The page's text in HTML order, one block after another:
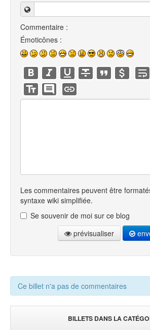
Commentaire :
Émoticônes :
Les commentaires peuvent être
syntaxe wiki simplifiée.
Se souvenir de moi sur ce blog
prévisualiser
Ce billet n'a pas de commentaires
BILLETS DANS LA